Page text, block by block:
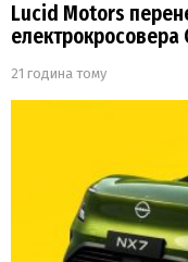
Lucid Motors
електрокросовера
21 година тому